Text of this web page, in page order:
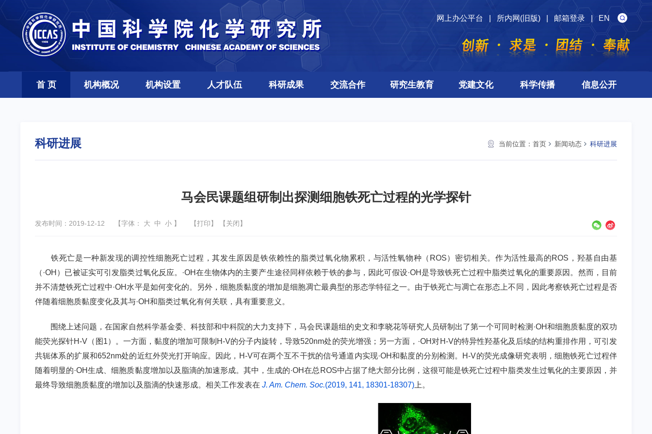
网上办公平台 所内网(旧版) 邮箱登录 |EN
首 页 机构概况 机构设置 人才队伍 科研成果 交流合作 研究生教育 党建文化 科学传播 信息公开
当前位置： 首页 新闻动态 科研进展
科研进展
马会民课题组研制出探测细胞铁死亡过程的光学探针
发布时间：2019-12-12 【字体： 大 中 小 】 【打印】 【关闭】
铁死亡是一种新发现的调控性细胞死亡过程，其发生原因是铁依赖性的脂类过氧化物累积，与活性氧物种（ ROS）密切相关。作为活性最高的ROS ，羟基自由基
（·OH ）已被证实可引发脂类过氧化反应。·OH在生物体内的主要产生途径同样依赖于铁的参与，因此可假设·OH 是导致铁死亡过程中脂类过氧化的重要原因。然而，目前
并不清楚铁死亡过程中·OH 水平是如何变化的。另外，细胞质黏度的增加是细胞凋亡最典型的形态学特征之一。由于铁死亡与凋亡在形态上不同，因此考察铁死亡过程是否
伴随着细胞质黏度变化及其与·OH和脂类过氧化有何关联，具有重要意义。
围绕上述问题，在国家自然科学基金委、科技部和中科院的大力支持下，马会民课题组的史文和李晓花等研究人员研制出了第一个可同时检测·OH和细胞质黏度的双功
能荧光探针H-V （图 1）。一方面，黏度的增加可限制 H-V的分子内旋转，导致520nm处的荧光增强；另一方面，·OH 对H-V的特异性羟基化及后续的结构重排作用，可引发
共轭体系的扩展和652nm处的近红外荧光打开响应。因此， H-V可在两个互不干扰的信号通道内实现·OH和黏度的分别检测。 H-V的荧光成像研究表明，细胞铁死亡过程伴
随着明显的·OH生成、细胞质黏度增加以及脂滴的加速形成。其中，生成的·OH在总 ROS中占据了绝大部分比例，这很可能是铁死亡过程中脂类发生过氧化的主要原因，并
最终导致细胞质黏度的增加以及脂滴的快速形成。 相关工作发表在 J. Am. Chem. Soc.(2019, 141, 18301-18307) 上。